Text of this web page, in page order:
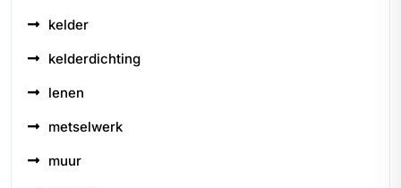
kelder
kelderdichting
lenen
metselwerk
muur